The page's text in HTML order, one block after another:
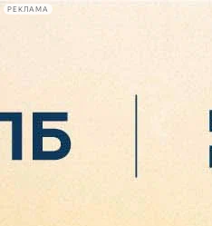
РЕКЛАМА
Сегодня: